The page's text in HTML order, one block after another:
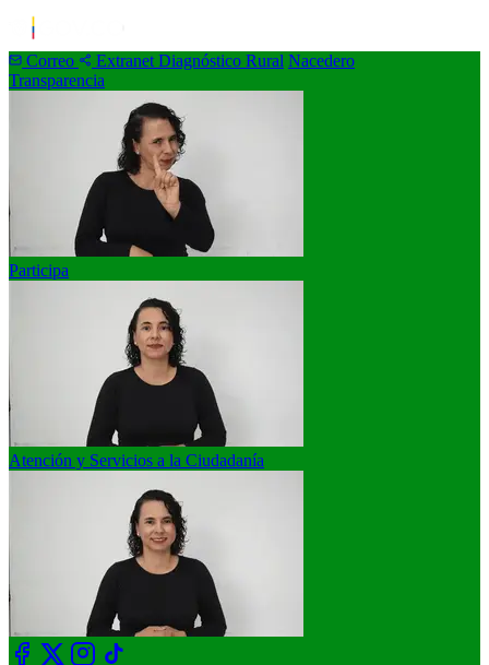
Correo Extranet Diagnóstico Rural Nacedero
Transparencia
Participa
Atención y Servicios a la Ciudadanía